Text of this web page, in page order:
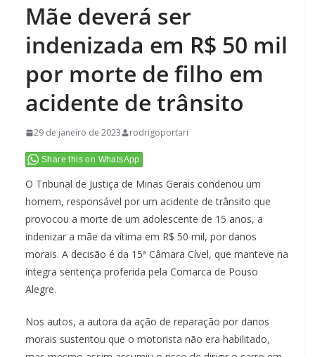
Mãe deverá ser
indenizada em R$ 50 mil
por morte de filho em
acidente de trânsito
29 de janeiro de 2023 rodrigoportari
Share this on WhatsApp
O Tribunal de Justiça de Minas Gerais condenou um
homem, responsável por um acidente de trânsito que
provocou a morte de um adolescente de 15 anos, a
indenizar a mãe da vítima em R$ 50 mil, por danos
morais. A decisão é da 15ª Câmara Cível, que manteve na
íntegra sentença proferida pela Comarca de Pouso
Alegre.
Nos autos, a autora da ação de reparação por danos
morais sustentou que o motorista não era habilitado,